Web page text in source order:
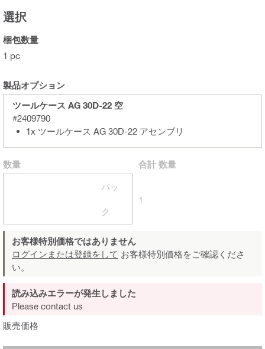
選択
梱包数量
1 pc
製品オプション
ツールケース AG 30D-22 空
#2409790
1x ツールケース AG 30D-22 アセンブリ
数量
パッ
ク
合計 数量
1
お客様特別価格ではありません
ログインまたは登録をして お客様特別価格をご確認くださ
い。
販売価格
読み込みエラーが発生しました
Please contact us